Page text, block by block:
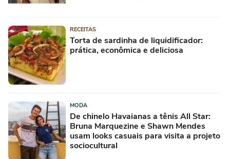
RECEITAS
Torta de sardinha de liquidificador:
prática, econômica e deliciosa
MODA
De chinelo Havaianas a tênis All Star:
Bruna Marquezine e Shawn Mendes
usam looks casuais para visita a projeto
sociocultural